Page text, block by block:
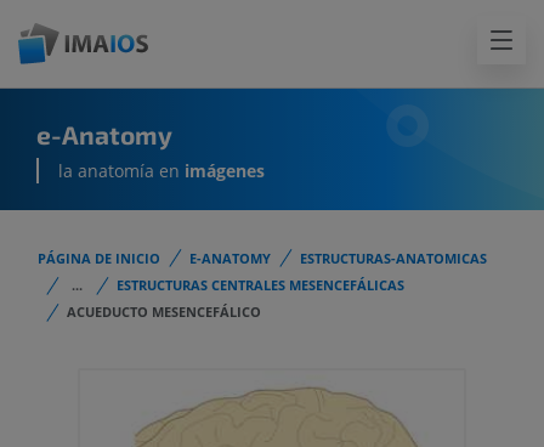
e-Anatomy
la anatomía en imágenes
PÁGINA DE INICIO E-ANATOMY
ESTRUCTURAS-ANATOMICAS
...
ESTRUCTURAS CENTRALES MESENCEFÁLICAS
ACUEDUCTO MESENCEFÁLICO